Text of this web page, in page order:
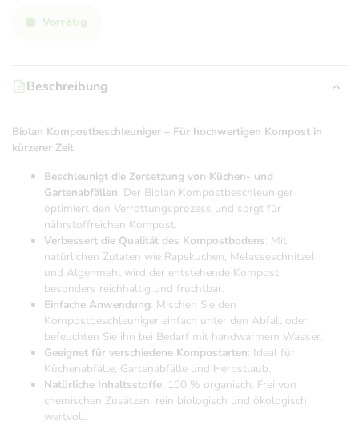
Vorrätig
Beschreibung
Biolan Kompostbeschleuniger – Für hochwertigen Kompost in
kürzerer Zeit
Beschleunigt die Zersetzung von Küchen- und
Gartenabfällen: Der Biolan Kompostbeschleuniger
optimiert den Verrottungsprozess und sorgt für
nährstoffreichen Kompost.
Verbessert die Qualität des Kompostbodens: Mit
natürlichen Zutaten wie Rapskuchen, Melasseschnitzel
und Algenmehl wird der entstehende Kompost
besonders reichhaltig und fruchtbar.
Einfache Anwendung: Mischen Sie den
Kompostbeschleuniger einfach unter den Abfall oder
befeuchten Sie ihn bei Bedarf mit handwarmem Wasser.
Geeignet für verschiedene Kompostarten: Ideal für
Küchenabfälle, Gartenabfälle und Herbstlaub.
Natürliche Inhaltsstoffe: 100 % organisch. Frei von
chemischen Zusätzen, rein biologisch und ökologisch
wertvoll.